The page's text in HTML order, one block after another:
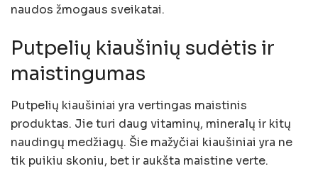
naudos žmogaus sveikatai.
Putpelių kiaušinių sudėtis ir
maistingumas
Putpelių kiaušiniai yra vertingas maistinis
produktas. Jie turi daug vitaminų, mineralų ir kitų
naudingų medžiagų. Šie mažyčiai kiaušiniai yra ne
tik puikiu skoniu, bet ir aukšta maistine verte.